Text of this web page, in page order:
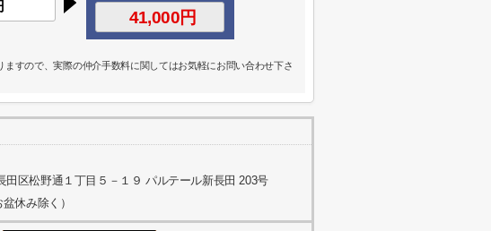
すので、実際の仲介手数料に関してはお気軽にお問い合わせ下さ
田区松野通１丁目５－１９ パルテール新長田 203号
休み除く）